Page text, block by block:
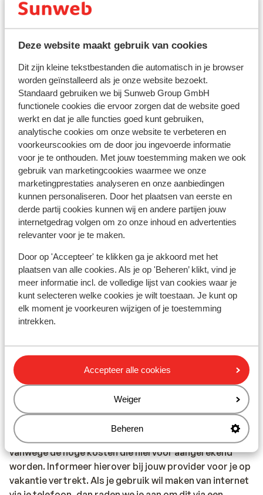
Deze website maakt gebruik van cookies
Dit zijn kleine tekstbestanden die automatisch in je browser
worden geïnstalleerd als je onze website bezoekt.
Standaard gebruiken we bij Sunweb Group GmbH
functionele cookies die ervoor zorgen dat de website goed
werkt en dat je alle functies goed kunt gebruiken,
analytische cookies om onze website te verbeteren en
voorkeurscookies om de door jou ingevoerde informatie
voor je te onthouden. Met jouw toestemming maken we ook
gebruik van marketingcookies waarmee we onze
marketingprestaties analyseren en onze aanbiedingen
kunnen personaliseren. Door het plaatsen van eerste en
derde partij cookies kunnen wij en andere partijen jouw
internetgedrag volgen om zo onze inhoud en advertenties
relevanter voor je te maken.
Door op 'Accepteer' te klikken ga je akkoord met het
plaatsen van alle cookies. Als je op 'Beheren’ klikt, vind je
meer informatie incl. de volledige lijst van cookies waar je
kunt selecteren welke cookies je wilt toestaan. Je kunt op
elk moment je voorkeuren wijzigen of je toestemming
intrekken.
Accepteer alle cookies
Weiger
Beheren
Reisdocumenten
- Voor kinderen jonger dan 12 jaar is de Kids-ID
verplicht.
- Voor personen onder de 18 jaar die zonder
meerderjarige personen reizen, is een getekende
verklaring nodig van ouder(s) en/of verzorger(s). Hier
kan om gevraagd worden.
- De reisdocumenten dienen geldig te zijn voor de
gehele duur van het verblijf in Portugal.
- Indien je geen Nederlandse nationaliteit hebt, raden
we je aan om contact op te nemen met de ambassade
of consulaat.
- Over de juiste en geldige reisdocumenten beschikken,
is te allen tijde jouw eigen verantwoordelijkheid.
VoorPortugalgeldt:
In elke reservering dient er minimaal 1 persoon per
kamer 18 jaar of ouder te zijn.
Vaccinatie
andere gegevens over gezondheid en reizen, kun je het
beste een kijkje nemen op de website van het Landelijk
Coördinatiecentrum Reizigersadvisering:
https://www.lcr.nl/
Telefoneren
Je kan met je mobiele telefoon telefoneren in Portugal.
Wij adviseren je om dit zoveel mogelijk te beperken,
vanwege de hoge kosten die hiervoor aangerekend
worden. Informeer hierover bij jouw provider voor je op
vakantie vertrekt. Als je gebruik wil maken van internet